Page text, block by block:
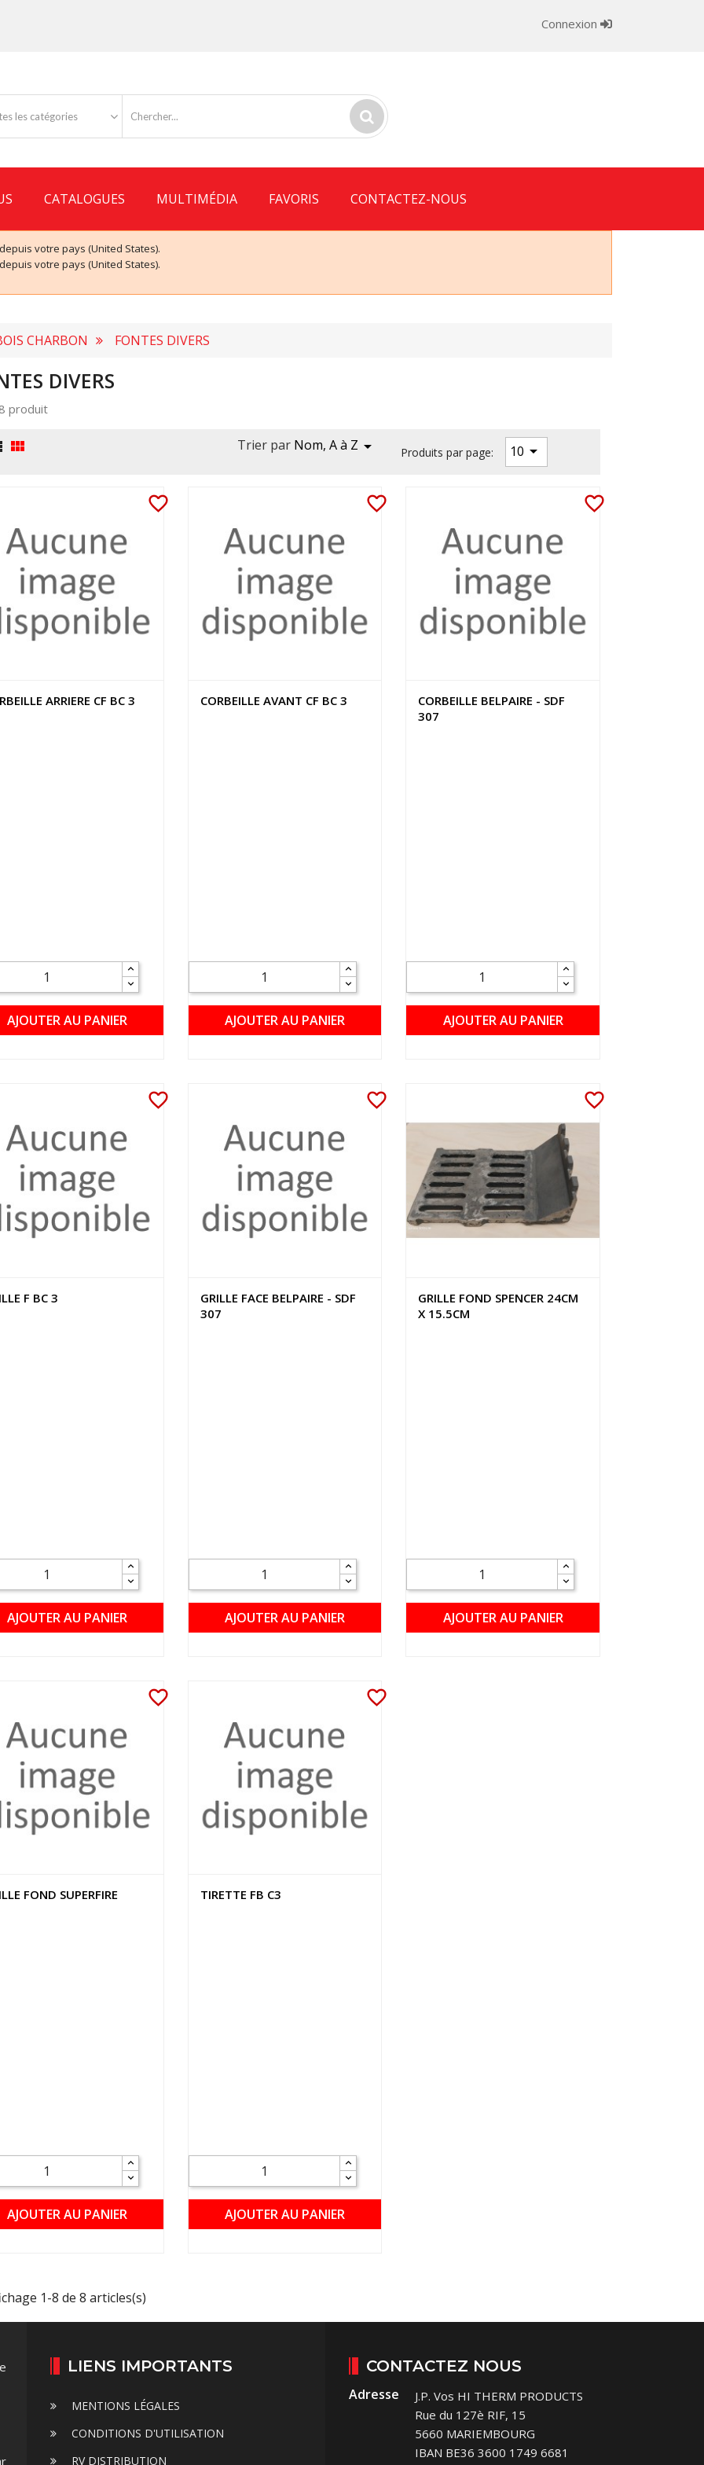
Connexion
les catégories
CATALOGUES MULTIMÉDIA FAVORIS CONTACTEZ-NOUS
votre pays (United States).
votre pays (United States).
CHARBON FONTES DIVERS
DIVERS
produit
 Trier par Nom, A à Z  Produits par page: 10 
favorite_border
ARRIERE CF BC 3
AJOUTER AU PANIER
favorite_border
CORBEILLE AVANT CF BC 3
AJOUTER AU PANIER
favorite_border
CORBEILLE BELPAIRE - SDF
307
AJOUTER AU PANIER
favorite_border
F BC 3
AJOUTER AU PANIER
favorite_border
GRILLE FACE BELPAIRE - SDF
307
AJOUTER AU PANIER
favorite_border
GRILLE FOND SPENCER 24CM
X 15.5CM
AJOUTER AU PANIER
favorite_border
FOND SUPERFIRE
AJOUTER AU PANIER
favorite_border
TIRETTE FB C3
AJOUTER AU PANIER
1-8 de 8 articles(s)
LIENS IMPORTANTS
MENTIONS LÉGALES
CONDITIONS D'UTILISATION
RV DISTRIBUTION
CONTACTEZ NOUS
Adresse
J.P. Vos HI THERM PRODUCTS
Rue du 127è RIF, 15
5660 MARIEMBOURG
IBAN BE36 3600 1749 6681